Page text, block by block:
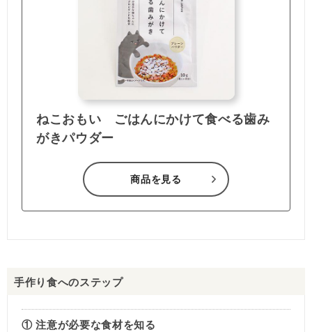
ねこおもい ごはんにかけて食べる歯み
がきパウダー
商品を見る
手作り食へのステップ
① 注意が必要な食材を知る